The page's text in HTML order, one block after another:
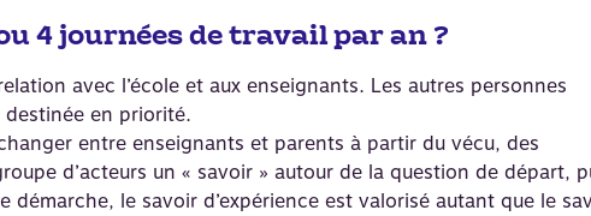
4 journées de travail par an ?
avec l’école et aux enseignants. Les autres personnes
destinée en priorité.
entre enseignants et parents à partir du vécu, des
d’acteurs un « savoir » autour de la question de départ,
le savoir d’expérience est valorisé autant que le